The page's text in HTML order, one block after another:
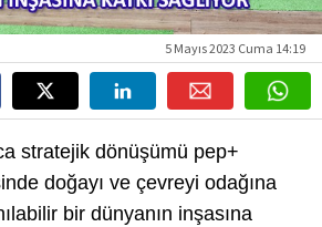
5 Mayıs 2023 Cuma 14:19
stratejik dönüşümü pep+
doğayı ve çevreyi odağına
bir dünyanın inşasına